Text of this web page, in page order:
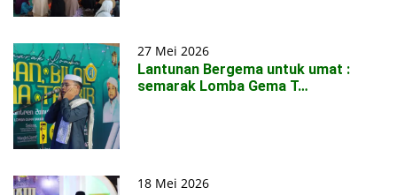
27 Mei 2026
Lantunan Bergema untuk umat :
semarak Lomba Gema T…
18 Mei 2026